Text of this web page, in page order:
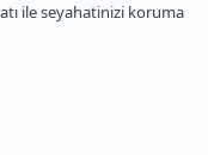
ile seyahatinizi koruma